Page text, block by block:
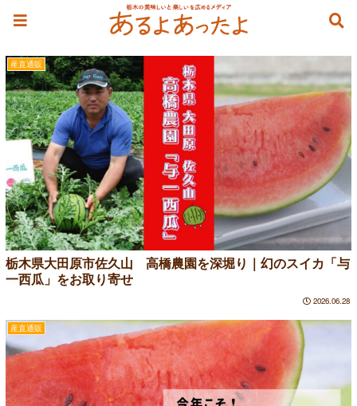
産直通販
栃木県大田原市佐久山 高橋農園を深堀り｜幻のスイカ「与
一西瓜」をお取り寄せ
2026.06.28
産直通販